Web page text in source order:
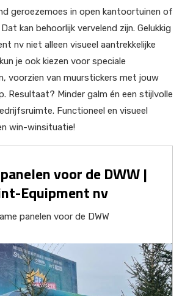
geroezemoes in open kantoortuinen of
kan behoorlijk vervelend zijn. Gelukkig
nv niet alleen visueel aantrekkelijke
je ook kiezen voor speciale
voorzien van muurstickers met jouw
Resultaat? Minder galm én een stijlvolle
Functioneel en visueel
win-winsituatie!
voor de DWW |
Equipment nv
panelen voor de DWW